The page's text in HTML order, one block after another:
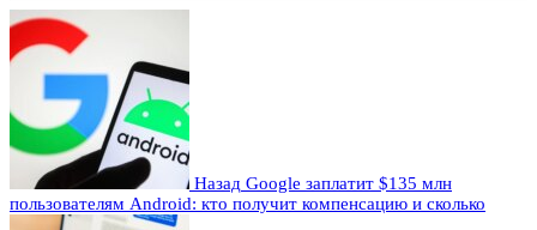
Назад Google заплатит $135 млн
пользователям Android: кто получит компенсацию и сколько